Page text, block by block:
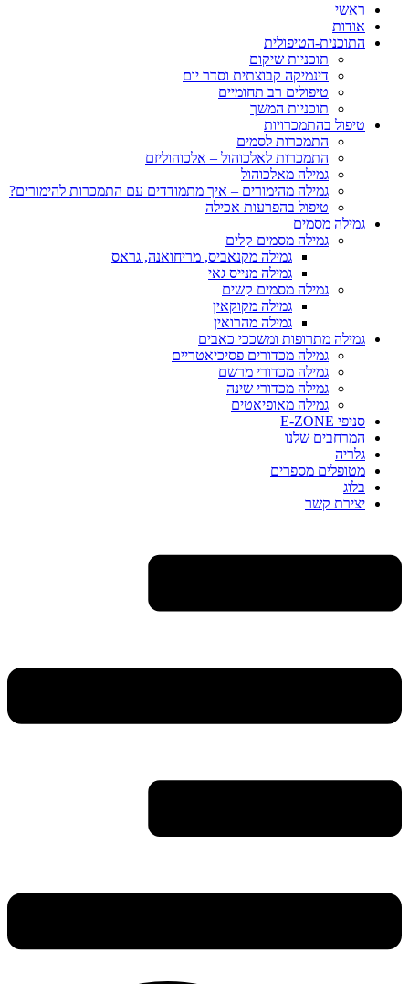
ראשי
אודות
התוכנית-הטיפולית
תוכניות שיקום
דינמיקה קבוצתית וסדר יום
טיפולים רב תחומיים
תוכניות המשך
טיפול בהתמכרויות
התמכרות לסמים
התמכרות לאלכוהול – אלכוהוליזם
גמילה מאלכוהול
גמילה מהימורים – איך מתמודדים עם התמכרות להימורים?
טיפול בהפרעות אכילה
גמילה מסמים
גמילה מסמים קלים
גמילה מקנאביס, מריחואנה, גראס
גמילה מנייס גאי
גמילה מסמים קשים
גמילה מקוקאין
גמילה מהרואין
גמילה מתרופות ומשככי כאבים
גמילה מכדורים פסיכיאטריים
גמילה מכדורי מרשם
גמילה מכדורי שינה
גמילה מאופיאטים
סניפי E-ZONE
המרחבים שלנו
גלריה
מטופלים מספרים
בלוג
יצירת קשר